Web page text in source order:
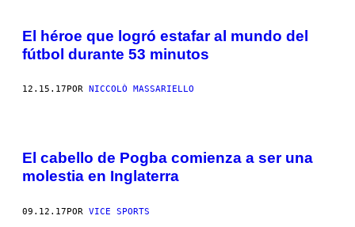
El héroe que logró estafar al mundo del
fútbol durante 53 minutos
12.15.17 POR NICCOLÒ MASSARIELLO
El cabello de Pogba comienza a ser una
molestia en Inglaterra
09.12.17POR VICE SPORTS